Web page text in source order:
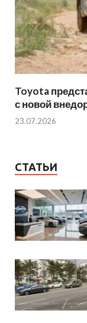
Toyota
с новой
23.07.2026
СТАТЬИ